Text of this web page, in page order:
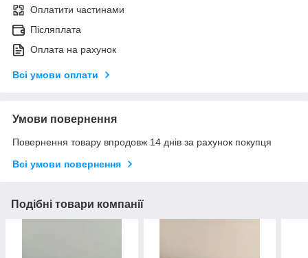
Оплатити частинами
Післяплата
Оплата на рахунок
Всі умови оплати
Умови повернення
Повернення товару впродовж 14 днів за рахунок покупця
Всі умови повернення
Подібні товари компанії